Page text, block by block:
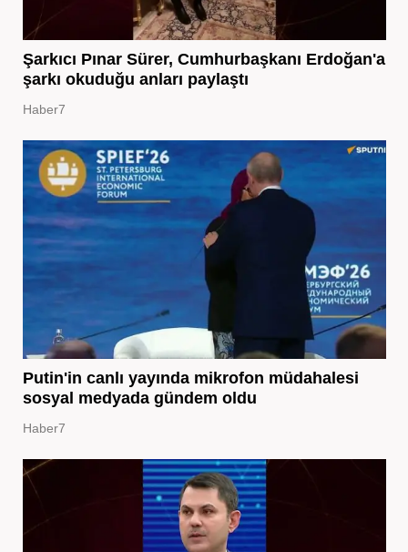
Şarkıcı Pınar Sürer, Cumhurbaşkanı Erdoğan'a
şarkı okuduğu anları paylaştı
Haber7
Putin'in canlı yayında mikrofon müdahalesi
sosyal medyada gündem oldu
Haber7